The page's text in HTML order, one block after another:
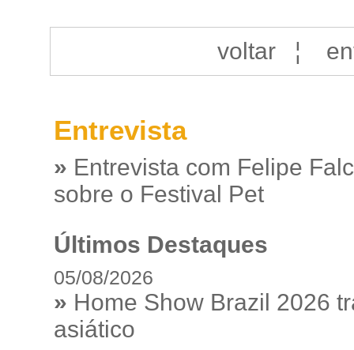
voltar¦
Entrevista
» Entrevista com Felipe
sobre o Festival Pet
Últimos Destaques
05/08/2026
» Home Show Brazil 2026
asiático